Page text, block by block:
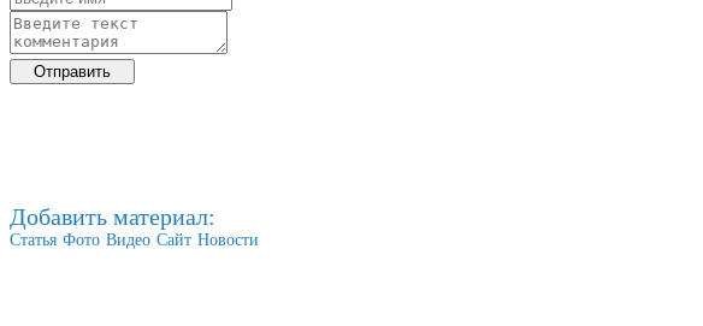
Добавить материал:
Статья Фото Видео Сайт Новости